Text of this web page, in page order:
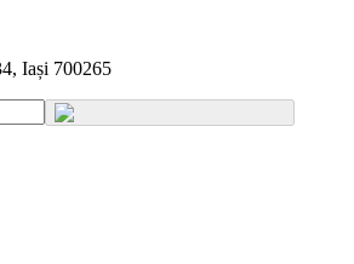
Iași 700265